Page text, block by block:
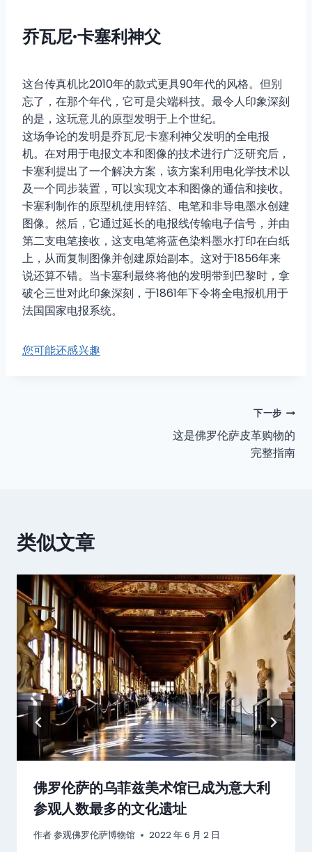
乔瓦尼·卡塞利神父
这台传真机比2010年的款式更具90年代的风格。但别
忘了，在那个年代，它可是尖端科技。最令人印象深刻
的是，这玩意儿的原型发明于上个世纪。
这场争论的发明是乔瓦尼·卡塞利神父发明的全电报
机。在对用于电报文本和图像的技术进行广泛研究后，
卡塞利提出了一个解决方案，该方案利用电化学技术以
及一个同步装置，可以实现文本和图像的通信和接收。
卡塞利制作的原型机使用锌箔、电笔和非导电墨水创建
图像。然后，它通过延长的电报线传输电子信号，并由
第二支电笔接收，这支电笔将蓝色染料墨水打印在白纸
上，从而复制图像并创建原始副本。这对于1856年来
说还算不错。当卡塞利最终将他的发明带到巴黎时，拿
破仑三世对此印象深刻，于1861年下令将全电报机用于
法国国家电报系统。
您可能还感兴趣
下一步
这是佛罗伦萨皮革购物的
完整指南
类似文章
佛罗伦萨的乌菲兹美术馆已成为意大利
参观人数最多的文化遗址
作者参观佛罗伦萨博物馆 2022 年 6 月 2 日